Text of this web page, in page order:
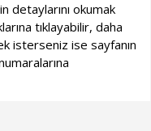
detaylarını okumak
tıklayabilir, daha
isterseniz ise sayfanın